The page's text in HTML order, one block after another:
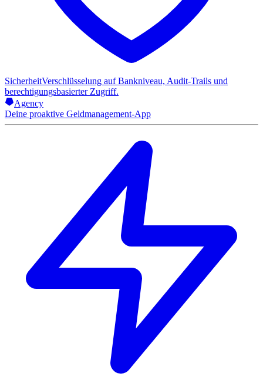
SicherheitVerschlüsselung auf Bankniveau, Audit-Trails und
berechtigungsbasierter Zugriff.
Agency
Deine proaktive Geldmanagement-App